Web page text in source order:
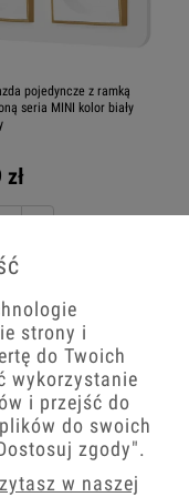
pojedyncze z ramką
seria MINI kolor biały
zł
+
strony i
do Twoich
wykorzystanie
i przejść do
do swoich
zgody".
w naszej